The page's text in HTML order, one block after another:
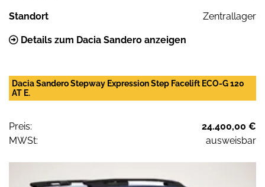
Standort Zentrallager
Details zum Dacia Sandero anzeigen
Dacia Sandero Stepway Expression Step Facelift ECO-G 120
AT E.
Preis:
24.400,00 €
MWSt:
ausweisbar